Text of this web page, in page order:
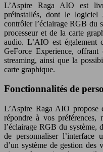
L’Aspire Raga AIO est
préinstallés, dont le logiciel
contrôler l’éclairage RGB du
processeur et de la carte
audio. L’AIO est
GeForce Experience,
streaming, ainsi que la
carte graphique.
Fonctionnalités de
L’Aspire Raga AIO propose
répondre à vos préférences,
l’éclairage RGB du système,
de personnaliser l’interface
d’un système de gestion des